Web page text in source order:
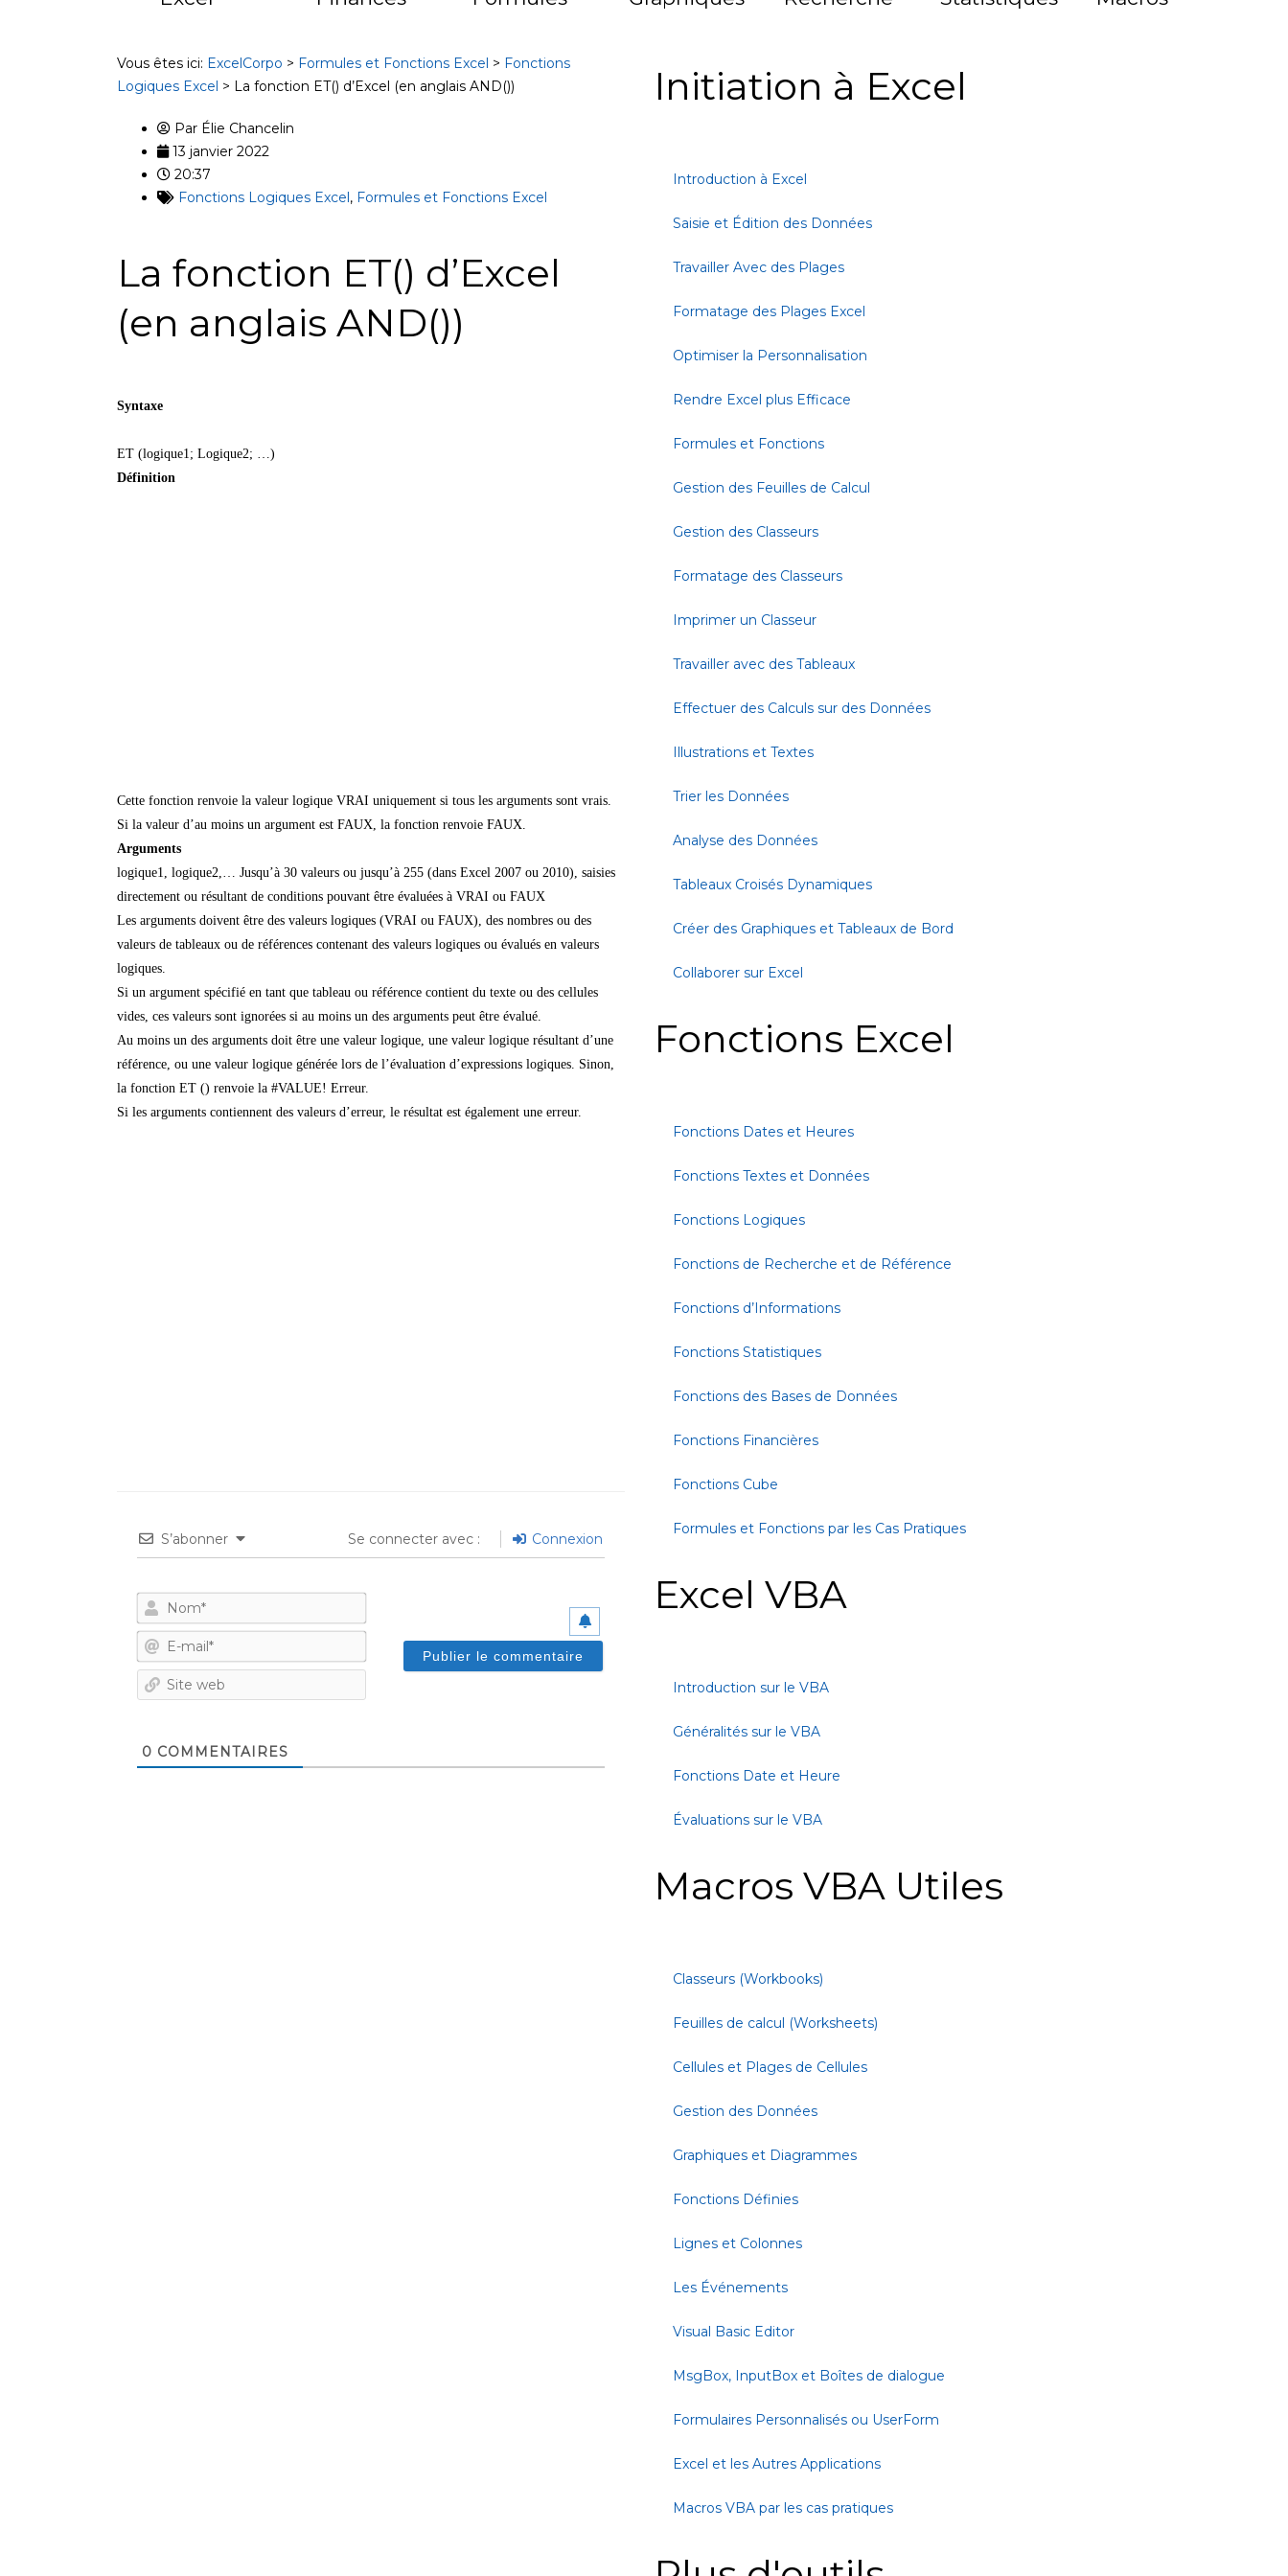
Vous êtes ici: ExcelCorpo > Formules et Fonctions Excel > Fonctions
Logiques Excel > La fonction ET() d’Excel (en anglais AND())
Par Élie Chancelin
13 janvier 2022
20:37
Fonctions Logiques Excel, Formules et Fonctions Excel
La fonction ET() d’Excel
(en anglais AND())
Syntaxe
ET (logique1; Logique2; …)
Définition
Cette fonction renvoie la valeur logique VRAI uniquement si tous les arguments sont vrais.
Si la valeur d’au moins un argument est FAUX, la fonction renvoie FAUX.
Arguments
logique1, logique2,… Jusqu’à 30 valeurs ou jusqu’à 255 (dans Excel 2007 ou 2010), saisies
directement ou résultant de conditions pouvant être évaluées à VRAI ou FAUX
Les arguments doivent être des valeurs logiques (VRAI ou FAUX), des nombres ou des
valeurs de tableaux ou de références contenant des valeurs logiques ou évalués en valeurs
logiques.
Si un argument spécifié en tant que tableau ou référence contient du texte ou des cellules
vides, ces valeurs sont ignorées si au moins un des arguments peut être évalué.
Au moins un des arguments doit être une valeur logique, une valeur logique résultant d’une
référence, ou une valeur logique générée lors de l’évaluation d’expressions logiques. Sinon,
la fonction ET () renvoie la #VALUE! Erreur.
Si les arguments contiennent des valeurs d’erreur, le résultat est également une erreur.
S’abonner Se connecter avec : Connexion
Nom*
E-
0 COMMENTAIRES
Initiation à Excel
Introduction à Excel
Saisie et Édition des Données
Travailler Avec des Plages
Formatage des Plages Excel
Optimiser la Personnalisation
Rendre Excel plus Efficace
Formules et Fonctions
Gestion des Feuilles de Calcul
Gestion des Classeurs
Formatage des Classeurs
Imprimer un Classeur
Travailler avec des Tableaux
Effectuer des Calculs sur des Données
Illustrations et Textes
Trier les Données
Analyse des Données
Tableaux Croisés Dynamiques
Créer des Graphiques et Tableaux de Bord
Collaborer sur Excel
Fonctions Excel
Fonctions Dates et Heures
Fonctions Textes et Données
Fonctions Logiques
Fonctions de Recherche et de Référence
Fonctions d’Informations
Fonctions Statistiques
Fonctions des Bases de Données
Fonctions Financières
Fonctions Cube
Formules et Fonctions par les Cas Pratiques
Excel VBA
Introduction sur le VBA
Généralités sur le VBA
Fonctions Date et Heure
Évaluations sur le VBA
Macros VBA Utiles
Classeurs (Workbooks)
Feuilles de calcul (Worksheets)
Cellules et Plages de Cellules
Gestion des Données
Graphiques et Diagrammes
Fonctions Définies
Lignes et Colonnes
Les Événements
Visual Basic Editor
MsgBox, InputBox et Boîtes de dialogue
Formulaires Personnalisés ou UserForm
Excel et les Autres Applications
Macros VBA par les cas pratiques